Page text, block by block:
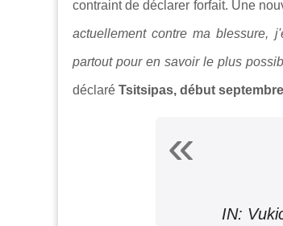
contraint de déclarer forfait. Une
actuellement contre ma blessure,
partout pour en savoir le plus
déclaré Tsitsipas, début septembre
IN: